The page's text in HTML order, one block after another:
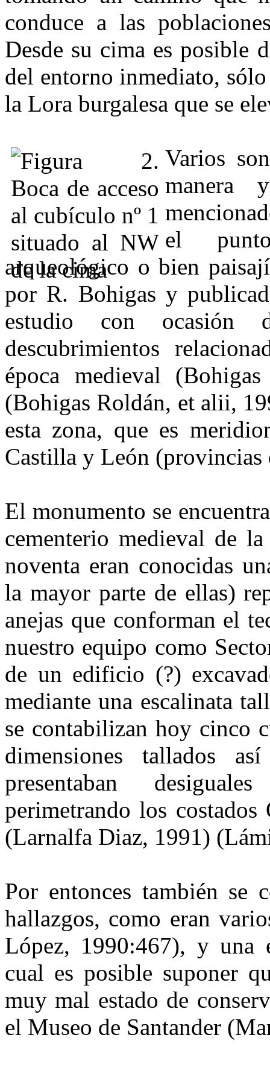
conduce a las
Desde su cima es posible
del entorno inmediato,
la Lora burgalesa que se
Varios
manera
el
arqueológico o bien
por R. Bohigas y
estudio con ocasión
descubrimientos
época medieval
(Bohigas Roldán, et alii,
esta zona, que es
Castilla y León (provincias
El monumento se
cementerio medieval de
noventa eran conocidas
la mayor parte de ellas)
anejas que conforman el
nuestro equipo como
de un edificio (?)
mediante una escalinata
se contabilizan hoy cinco
dimensiones tallados
presentaban
perimetrando los
(Larnalfa Diaz, 1991)
Por entonces también se
hallazgos, como eran
López, 1990:467), y una
cual es posible suponer
muy mal estado de
el Museo de Santander